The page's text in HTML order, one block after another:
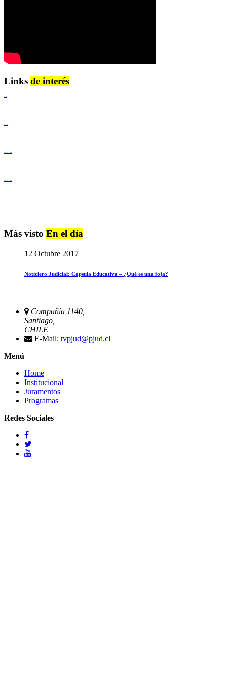
Links de interés
Más visto En el día
12 Octubre 2017
Noticiero Judicial: Cápsula Educativa – ¿Qué es una foja?
Compañia 1140,
Santiago,
CHILE
E-Mail: tvpjud@pjud.cl
Menú
Home
Institucional
Juramentos
Programas
Redes Sociales